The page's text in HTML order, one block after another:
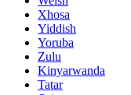
Xhosa
Yiddish
Yoruba
Zulu
Kinyarwanda
Tatar